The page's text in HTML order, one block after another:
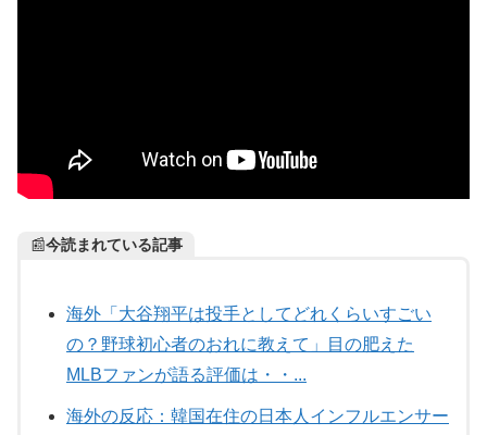
📰今読まれている記事
海外「大谷翔平は投手としてどれくらいすごい
の？野球初心者のおれに教えて」目の肥えた
MLBファンが語る評価は・・...
海外の反応：韓国在住の日本人インフルエンサー